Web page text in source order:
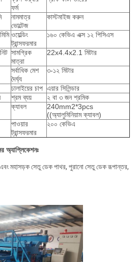
ফর্ম
নামমাত্র
ভোল্টেজ
কাস্টমাইজ করুন
ওয়েল্ডিং
ট্রান্সফরমার
১৬০ কেভিএ এক্স ১২ পিসিএস
সামগ্রিক
মাত্রা
22x4.4x2.1 মিটার
সর্বাধিক মেশ
দৈর্ঘ্য
৩-১২ মিটার
ঢালাইয়ের চাপ এয়ার সিলিন্ডার
শ্রম ব্যয়
২ বা ৩ জন শ্রমিক
ক্যাবল
240mm2*3pcs
((অ্যালুমিনিয়াম ক্যাবল)
পাওয়ার
ট্রান্সফরমার
২০০ কেভিএ
অ্যাপ্লিকেশনঃ
মহাসড়ক সেতু ডেক পাথর, পুরানো সেতু ডেক রূপান্তর,